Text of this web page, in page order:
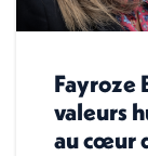
Fayroze
valeurs
au cœur